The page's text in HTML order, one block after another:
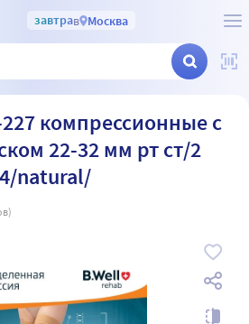
завтрав Москва
компрессионные с
22-32 мм рт ст/2
natural/